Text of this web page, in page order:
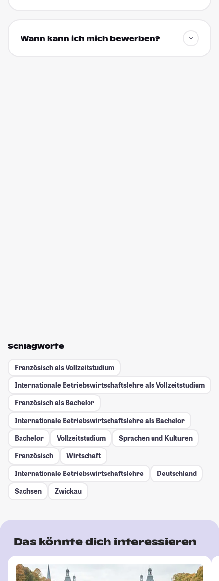
Wann kann ich mich bewerben?
Schlagworte
Französisch als Vollzeitstudium
Internationale Betriebswirtschaftslehre als Vollzeitstudium
Französisch als Bachelor
Internationale Betriebswirtschaftslehre als Bachelor
Bachelor
Vollzeitstudium
Sprachen und Kulturen
Französisch
Wirtschaft
Internationale Betriebswirtschaftslehre
Deutschland
Sachsen
Zwickau
Das könnte dich interessieren